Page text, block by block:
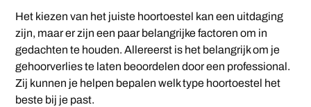
Het kiezen van het juiste hoortoestel kan een uitdaging
zijn, maar er zijn een paar belangrijke factoren om in
gedachten te houden. Allereerst is het belangrijk om je
gehoorverlies te laten beoordelen door een professional.
Zij kunnen je helpen bepalen welk type hoortoestel het
beste bij je past.